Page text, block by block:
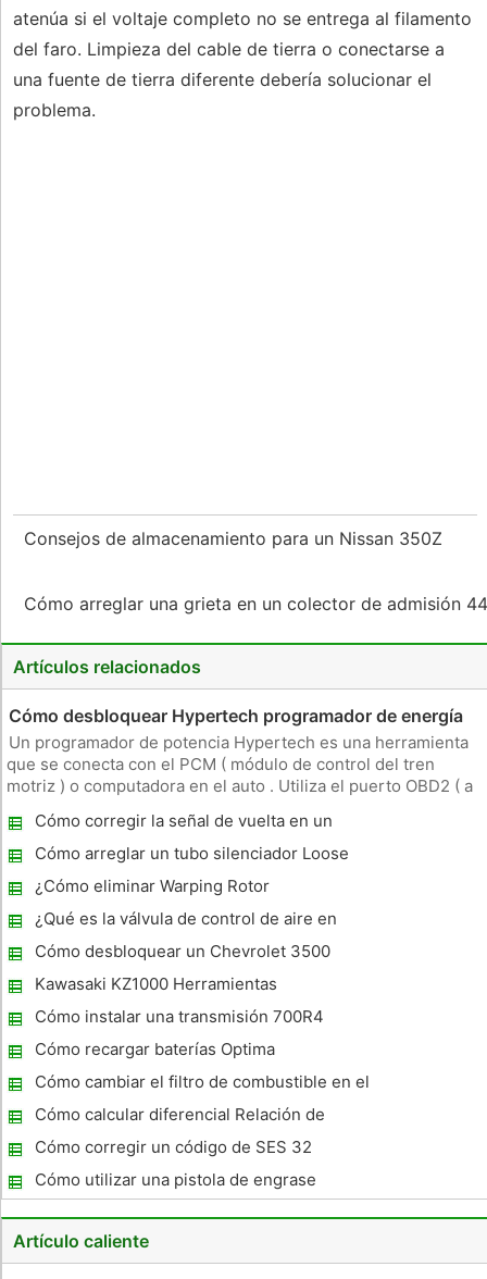
atenúa si el voltaje completo no se entrega al filamento
del faro. Limpieza del cable de tierra o conectarse a
una fuente de tierra diferente debería solucionar el
problema.
Consejos de almacenamiento para un Nissan 350Z
Cómo arreglar una grieta en un colector de admisión
Artículos relacionados
Cómo desbloquear Hypertech programador de energía
Un programador de potencia Hypertech es una herramienta
que se conecta con el PCM ( módulo de control del tren
motriz ) o computadora en el auto . Utiliza el puerto OBD2 ( a
para cambiar la configuración como qué tan alto su motor
puede acelera
Cómo corregir la señal de vuelta en un
2003 Hyundai Tiburon
Cómo arreglar un tubo silenciador Loose
¿Cómo eliminar Warping Rotor
¿Qué es la válvula de control de aire en
marcha mínima ?
Cómo desbloquear un Chevrolet 3500
Camión 1998
Kawasaki KZ1000 Herramientas
Cómo instalar una transmisión 700R4
Cómo recargar baterías Optima
Cómo cambiar el filtro de combustible en el
2006 VW Jetta
Cómo calcular diferencial Relación de
engranajes
Cómo corregir un código de SES 32
Cómo utilizar una pistola de engrase
manual
Artículo caliente